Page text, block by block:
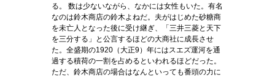
る。 数は少ないながら、なかには女性もいた。有名
なのは鈴木商店の鈴木よねだ。夫がはじめた砂糖商
を未亡人となった後に受け継ぎ、「三井三菱と天下
を三分する」と公言するほどの大商社に成長させ
た。全盛期の1920（大正9）年にはスエズ運河を通
過する積荷の一割を占めるといわれるほどだった。
ただ、鈴木商店の場合はなんといっても番頭の力に